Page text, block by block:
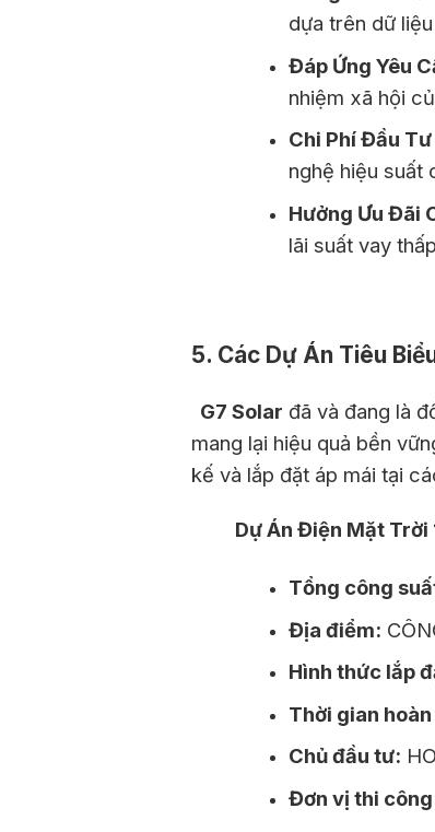
dựa trên dữ
Đáp Ứng Yêu
nhiệm xã hội
Chi Phí Đầu
nghệ hiệu suất
Hưởng Ưu Đãi
lãi suất vay
5. Các Dự Án Tiêu
G7 Solar đã và đang là
mang lại hiệu quả bền
kế và lắp đặt áp mái tại
Dự Án Điện Mặt Trời
Tổng công
Địa điểm:
Hình thức lắp
Thời gian
Chủ đầu tư:
Đơn vị thi